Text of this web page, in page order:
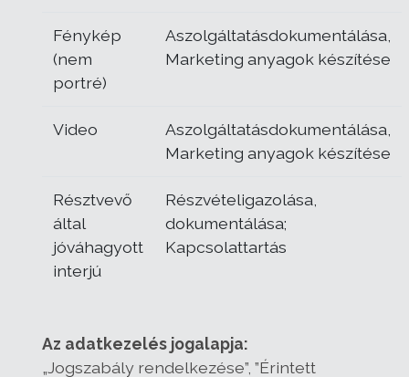
Fénykép
(nem
portré)
Aszolgáltatásdokumentálása,
Marketing anyagok készítése
Video
Aszolgáltatásdokumentálása,
Marketing anyagok készítése
Résztvevő
által
jóváhagyott
interjú
Részvételigazolása,
dokumentálása;
Kapcsolattartás
Az adatkezelés jogalapja:
„Jogszabály rendelkezése”, ”Érintett